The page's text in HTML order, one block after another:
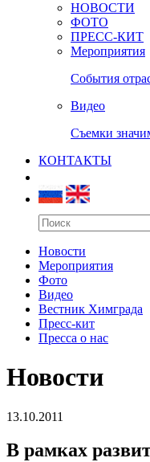
НОВОСТИ
ФОТО
ПРЕСС-КИТ
Мероприятия
События
Видео
Съемки
КОНТАКТЫ
Новости
Мероприятия
Фото
Видео
Вестник Химграда
Пресс-кит
Пресса о нас
Новости
13.10.2011
В рамках